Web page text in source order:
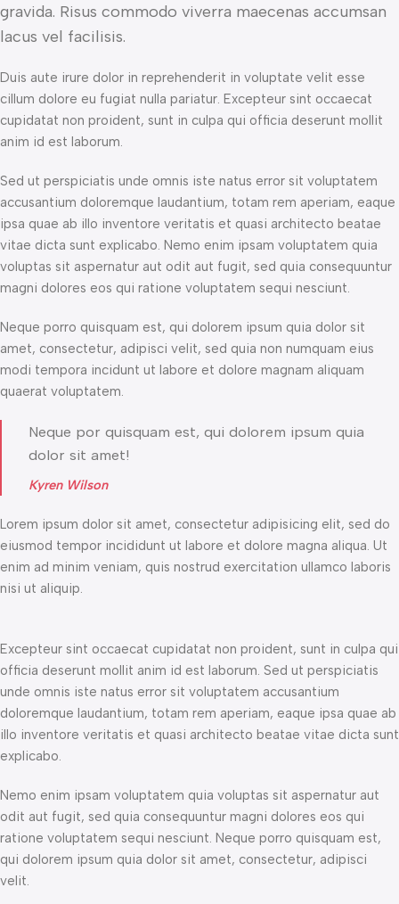
gravida. Risus commodo viverra maecenas accumsan
lacus vel facilisis.
Duis aute irure dolor in reprehenderit in voluptate velit esse
cillum dolore eu fugiat nulla pariatur. Excepteur sint occaecat
cupidatat non proident, sunt in culpa qui officia deserunt mollit
anim id est laborum.
Sed ut perspiciatis unde omnis iste natus error sit voluptatem
accusantium doloremque laudantium, totam rem aperiam, eaque
ipsa quae ab illo inventore veritatis et quasi architecto beatae
vitae dicta sunt explicabo. Nemo enim ipsam voluptatem quia
voluptas sit aspernatur aut odit aut fugit, sed quia consequuntur
magni dolores eos qui ratione voluptatem sequi nesciunt.
Neque porro quisquam est, qui dolorem ipsum quia dolor sit
amet, consectetur, adipisci velit, sed quia non numquam eius
modi tempora incidunt ut labore et dolore magnam aliquam
quaerat voluptatem.
Neque por quisquam est, qui dolorem ipsum quia
dolor sit amet!
Kyren Wilson
Lorem ipsum dolor sit amet, consectetur adipisicing elit, sed do
eiusmod tempor incididunt ut labore et dolore magna aliqua. Ut
enim ad minim veniam, quis nostrud exercitation ullamco laboris
nisi ut aliquip.
Excepteur sint occaecat cupidatat non proident, sunt in culpa qui
officia deserunt mollit anim id est laborum. Sed ut perspiciatis
unde omnis iste natus error sit voluptatem accusantium
doloremque laudantium, totam rem aperiam, eaque ipsa quae ab
illo inventore veritatis et quasi architecto beatae vitae dicta sunt
explicabo.
Nemo enim ipsam voluptatem quia voluptas sit aspernatur aut
odit aut fugit, sed quia consequuntur magni dolores eos qui
ratione voluptatem sequi nesciunt. Neque porro quisquam est,
qui dolorem ipsum quia dolor sit amet, consectetur, adipisci
velit.